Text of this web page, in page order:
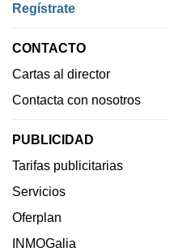
Regístrate
CONTACTO
Cartas al director
Contacta con nosotros
PUBLICIDAD
Tarifas publicitarias
Servicios
Oferplan
INMOGalia